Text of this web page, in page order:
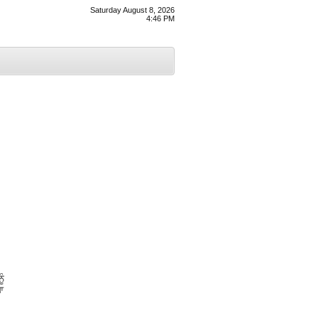
Saturday August 8, 2026
4:46 PM